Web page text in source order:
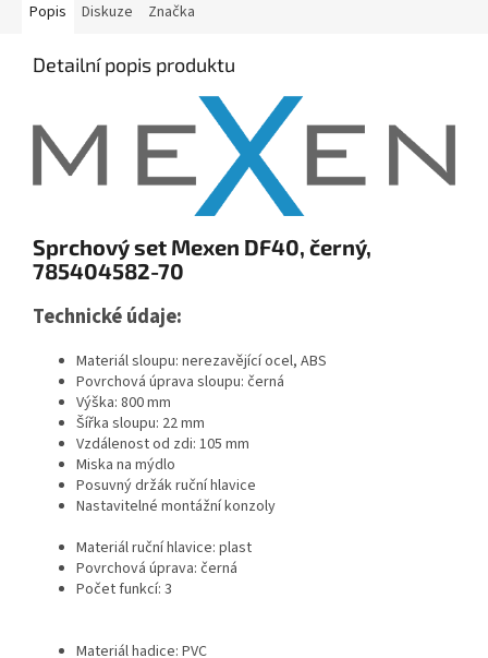
Popis Diskuze Značka
Detailní popis produktu
Sprchový set Mexen DF40, černý,
785404582-70
Technické údaje:
Materiál sloupu: nerezavějící ocel, ABS
Povrchová úprava sloupu: černá
Výška: 800 mm
Šířka sloupu: 22 mm
Vzdálenost od zdi: 105 mm
Miska na mýdlo
Posuvný držák ruční hlavice
Nastavitelné montážní konzoly
Materiál ruční hlavice: plast
Povrchová úprava: černá
Počet funkcí: 3
Materiál hadice: PVC